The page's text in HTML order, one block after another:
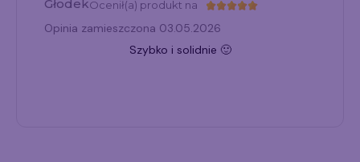
GłodekOcenił(a) produkt na
Opinia zamieszczona 03.05.2026
Szybko i solidnie 🙂